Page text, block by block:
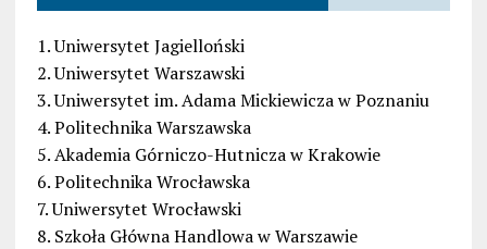
1. Uniwersytet Jagielloński
2. Uniwersytet Warszawski
3. Uniwersytet im. Adama Mickiewicza w Poznaniu
4. Politechnika Warszawska
5. Akademia Górniczo-Hutnicza w Krakowie
6. Politechnika Wrocławska
7. Uniwersytet Wrocławski
8. Szkoła Główna Handlowa w Warszawie